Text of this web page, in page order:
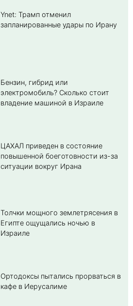
Ynet: Трамп отменил
запланированные удары по Ирану
Бензин, гибрид или
электромобиль? Cколько стоит
владение машиной в Израиле
ЦАХАЛ приведен в состояние
повышенной боеготовности из-за
ситуации вокруг Ирана
Толчки мощного землетрясения в
Египте ощущались ночью в
Израиле
Ортодоксы пытались прорваться в
кафе в Иерусалиме